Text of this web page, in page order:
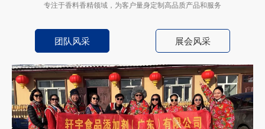
专注于香料香精领域，为客户量身定制高品质产品和服务
团队风采 展会风采